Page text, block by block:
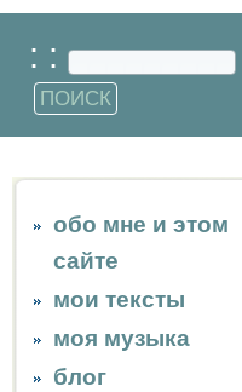
: :
обо мне и этом
сайте
мои тексты
моя музыка
блог